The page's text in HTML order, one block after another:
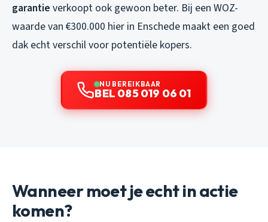
garantie verkoopt ook gewoon beter. Bij een WOZ-
waarde van €300.000 hier in Enschede maakt een goed
dak echt verschil voor potentiële kopers.
NU BEREIKBAAR
BEL 085 019 06 01
Wanneer moet je echt in actie
komen?